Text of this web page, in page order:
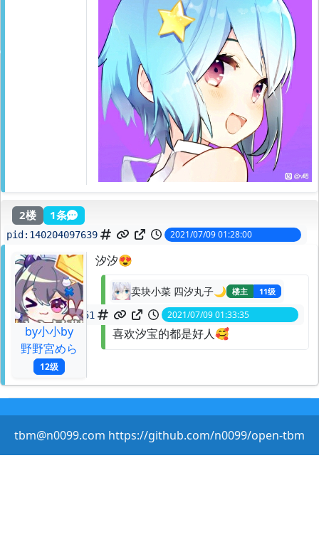
2楼 1条
pid: 140204097639 2021/07/09 01:28:00
by小小by
野野宮めら
12级
汐汐😍
卖块小菜 四汐丸子🌙 楼主 11级
140204133251 2021/07/09 01:33:35
喜欢汐宝的都是好人🥰
tbm@n0099.com https://github.com/n0099/open-tbm